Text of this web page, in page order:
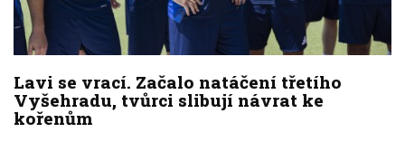
Lavi se vrací. Začalo natáčení třetího
Vyšehradu, tvůrci slibují návrat ke
kořenům